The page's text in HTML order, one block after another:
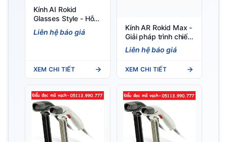
Kính AI Rokid
Glasses Style - Hỗ
trợ GPT & Gemini,
nhẹ 38.5g
Liên hệ báo giá
XEM CHI TIẾT
Kính AR Rokid Max -
Giải pháp trình chiếu
di động cho doanh
nghiệp
Liên hệ báo giá
XEM CHI TIẾT